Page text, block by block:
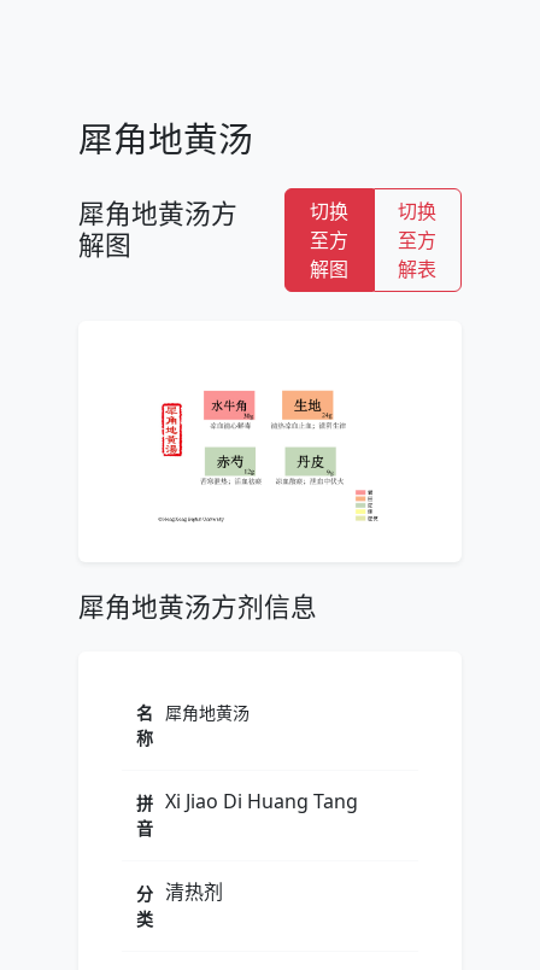
犀角地黄汤
犀角地黄汤方
解图
切换
至方
解图
切换
至方
解表
犀角地黄汤方剂信息
名
称
犀角地黄汤
拼
音
Xi Jiao Di Huang Tang
分
类
清热剂